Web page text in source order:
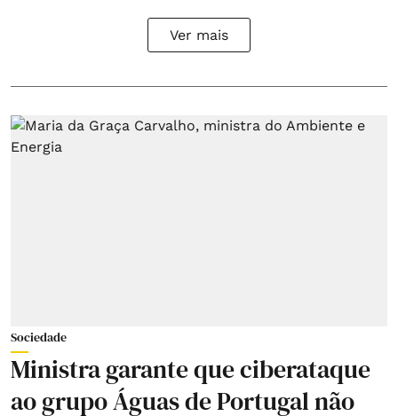
Ver mais
Sociedade
Ministra garante que ciberataque
ao grupo Águas de Portugal não